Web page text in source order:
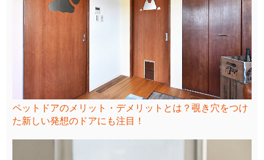
ペットドアのメリット・デメリットとは？覗き穴をつけ
た新しい発想のドアにも注目！